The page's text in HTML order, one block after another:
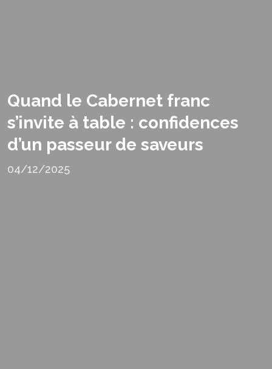
Quand le Cabernet franc
s’invite à table : confidences
d’un passeur de saveurs
04/12/2025